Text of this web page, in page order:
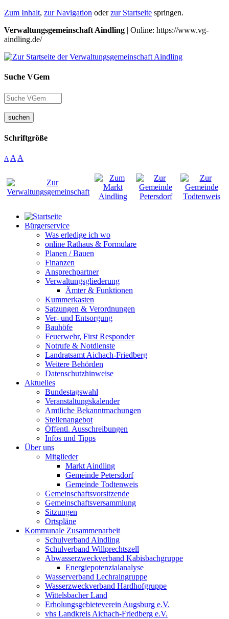
Zum Inhalt, zur Navigation oderzur Startseite springen.
Verwaltungsgemeinschaft Aindling | Online: https://www.vg-
aindling.de/
Suche VGem
suchen
Schriftgröße
A A A
Bürgerservice
Was erledige ich wo
online Rathaus & Formulare
Planen / Bauen
Finanzen
Ansprechpartner
Verwaltungsgliederung
Ämter & Funktionen
Kummerkasten
Satzungen & Verordnungen
Ver- und Entsorgung
Bauhöfe
Feuerwehr, First Responder
Notrufe & Notdienste
Landratsamt Aichach-Friedberg
Weitere Behörden
Datenschutzhinweise
Aktuelles
Bundestagswahl
Veranstaltungskalender
Amtliche Bekanntmachungen
Stellenangebot
Öffentl. Ausschreibungen
Infos und Tipps
Über uns
Mitglieder
Markt Aindling
Gemeinde Petersdorf
Gemeinde Todtenweis
Gemeinschaftsvorsitzende
Gemeinschaftsversammlung
Sitzungen
Ortspläne
Kommunale Zusammenarbeit
Schulverband Aindling
Schulverband Willprechtszell
Abwasserzweckverband Kabisbachgruppe
Energiepotenzialanalyse
Wasserverband Lechraingruppe
Wasserzweckverband Hardhofgruppe
Wittelsbacher Land
Erholungsgebieteverein Augsburg e.V.
vhs Landkreis Aichach-Friedberg e.V.